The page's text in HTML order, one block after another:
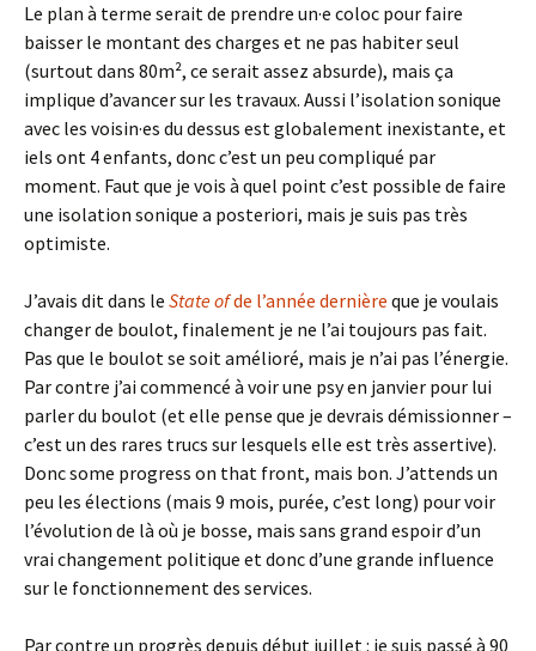
Le plan à terme serait de prendre un·e coloc pour faire
baisser le montant des charges et ne pas habiter seul
(surtout dans 80m², ce serait assez absurde), mais ça
implique d’avancer sur les travaux. Aussi l’isolation sonique
avec les voisin·es du dessus est globalement inexistante, et
iels ont 4 enfants, donc c’est un peu compliqué par
moment. Faut que je vois à quel point c’est possible de faire
une isolation sonique a posteriori, mais je suis pas très
optimiste.
J’avais dit dans le State ofde l’année dernière que je voulais
changer de boulot, finalement je ne l’ai toujours pas fait.
Pas que le boulot se soit amélioré, mais je n’ai pas l’énergie.
Par contre j’ai commencé à voir une psy en janvier pour lui
parler du boulot (et elle pense que je devrais démissionner –
c’est un des rares trucs sur lesquels elle est très assertive).
Donc some progress on that front, mais bon. J’attends un
peu les élections (mais 9 mois, purée, c’est long) pour voir
l’évolution de là où je bosse, mais sans grand espoir d’un
vrai changement politique et donc d’une grande influence
sur le fonctionnement des services.
Par contre un progrès depuis début juillet : je suis passé à 90